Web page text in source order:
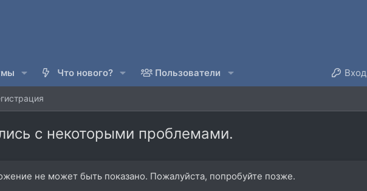
Что нового? Пользователи Вход
с некоторыми проблемами.
не может быть показано. Пожалуйста, попробуйте позже.